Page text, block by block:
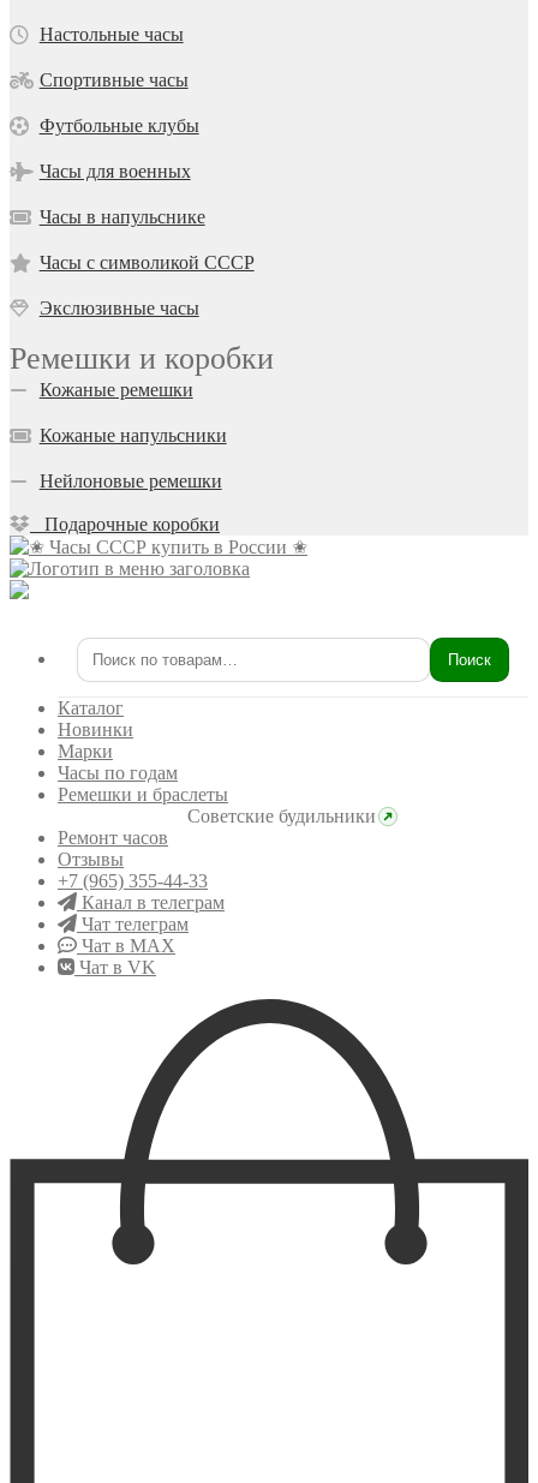
Настольные часы
Спортивные часы
Футбольные клубы
Часы для военных
Часы в напульснике
Часы с символикой СССР
Экслюзивные часы
Ремешки и коробки
Кожаные ремешки
Кожаные напульсники
Нейлоновые ремешки
Подарочные коробки
Искать: Поиск
Каталог
Новинки
Марки
Часы по годам
Ремешки и браслеты
Советские будильники
Ремонт часов
Отзывы
+7 (965) 355-44-33
Канал в телеграм
Чат телеграм
Чат в MAX
Чат в VK